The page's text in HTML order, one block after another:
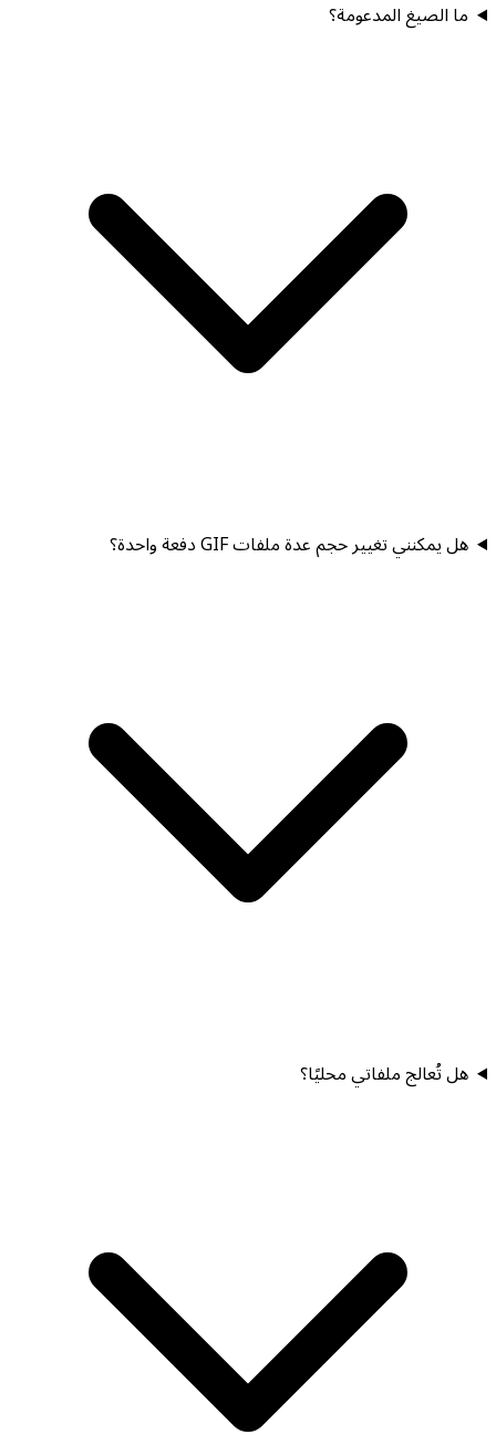
ما الصيغ المدعومة؟
هل يمكنني تغيير حجم عدة ملفات GIF دفعة واحدة؟
هل تُعالج ملفاتي محليًا؟